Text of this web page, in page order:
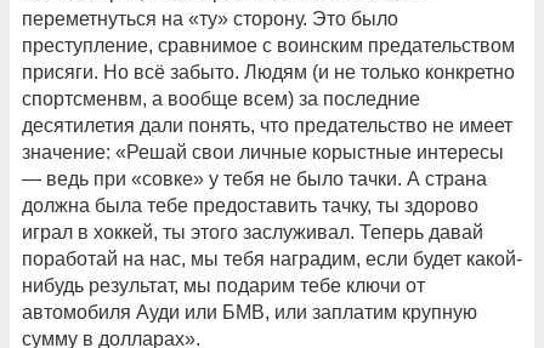
переметнуться на «ту» сторону. Это было
преступление, сравнимое с воинским предательством
присяги. Но всё забыто. Людям (и не только конкретно
спортсменвм, а вообще всем) за последние
десятилетия дали понять, что предательство не имеет
значение: «Решай свои личные корыстные интересы
— ведь при «совке» у тебя не было тачки. А страна
должна была тебе предоставить тачку, ты здорово
играл в хоккей, ты этого заслуживал. Теперь давай
поработай на нас, мы тебя наградим, если будет какой-
нибудь результат, мы подарим тебе ключи от
автомобиля Ауди или БМВ, или заплатим крупную
сумму в долларах».